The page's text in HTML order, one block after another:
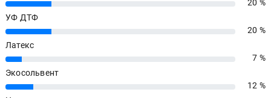
20%
20 %
УФ ДТФ
20%
20 %
Латекс
7%
7 %
Экосольвент
12%
12 %